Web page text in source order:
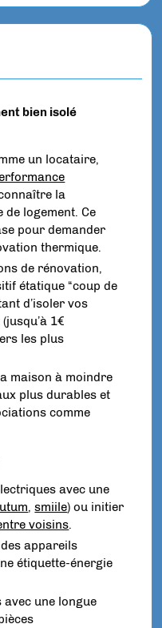
bien isolé
un locataire,
la
de logement. Ce
pour demander
thermique.
de rénovation,
étatique “coup de
d’isoler vos
1€
les plus
maison à moindre
plus durables et
comme
avec une
,smiile) ou initier
voisins.
appareils
étiquette-énergie
une longue